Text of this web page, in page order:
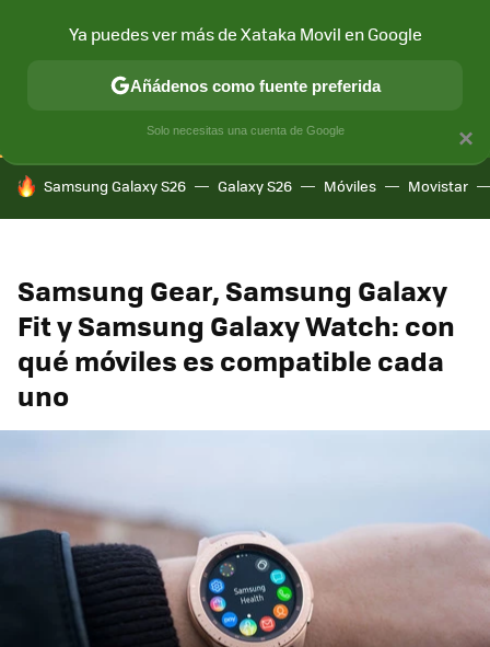
CONECTIVIDAD MÓVIL Y SOCIEDAD APLICACIONES
HOY SE HABLA DE
Samsung Galaxy S26 Galaxy S26 Móviles Movistar
Samsung Gear, Samsung Galaxy
Fit y Samsung Galaxy Watch: con
qué móviles es compatible cada
uno
×
Ya puedes ver más de Xataka Movil en Google
Añádenos como fuente preferida
Solo necesitas una cuenta de Google